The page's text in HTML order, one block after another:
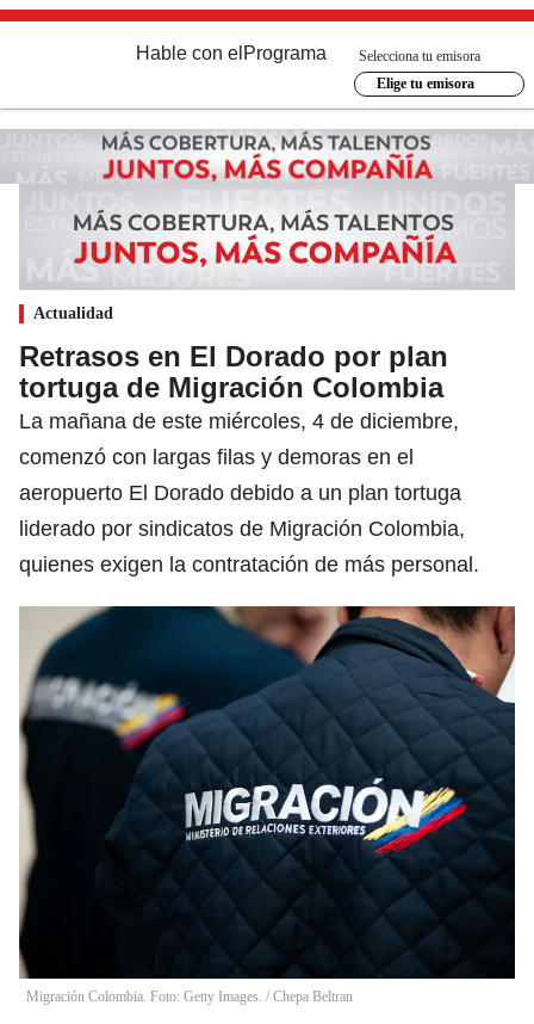
Hable con el Programa
Selecciona tu emisora
Elige tu emisora
Actualidad
Retrasos en El Dorado por plan
tortuga de Migración Colombia
La mañana de este miércoles, 4 de diciembre,
comenzó con largas filas y demoras en el
aeropuerto El Dorado debido a un plan tortuga
liderado por sindicatos de Migración Colombia,
quienes exigen la contratación de más personal.
Migración Colombia. Foto: Getty Images. / Chepa Beltran